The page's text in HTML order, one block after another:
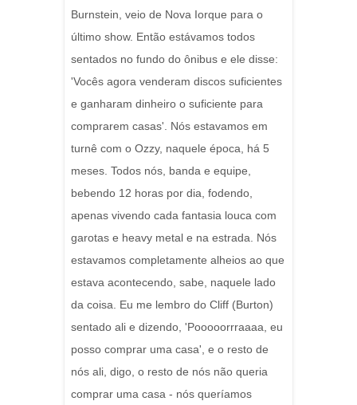
Burnstein, veio de Nova Iorque para o
último show. Então estávamos todos
sentados no fundo do ônibus e ele disse:
'Vocês agora venderam discos suficientes
e ganharam dinheiro o suficiente para
comprarem casas'. Nós estavamos em
turnê com o Ozzy, naquele época, há 5
meses. Todos nós, banda e equipe,
bebendo 12 horas por dia, fodendo,
apenas vivendo cada fantasia louca com
garotas e heavy metal e na estrada. Nós
estavamos completamente alheios ao que
estava acontecendo, sabe, naquele lado
da coisa. Eu me lembro do Cliff (Burton)
sentado ali e dizendo, 'Pooooorrraaaa, eu
posso comprar uma casa', e o resto de
nós ali, digo, o resto de nós não queria
comprar uma casa - nós queríamos